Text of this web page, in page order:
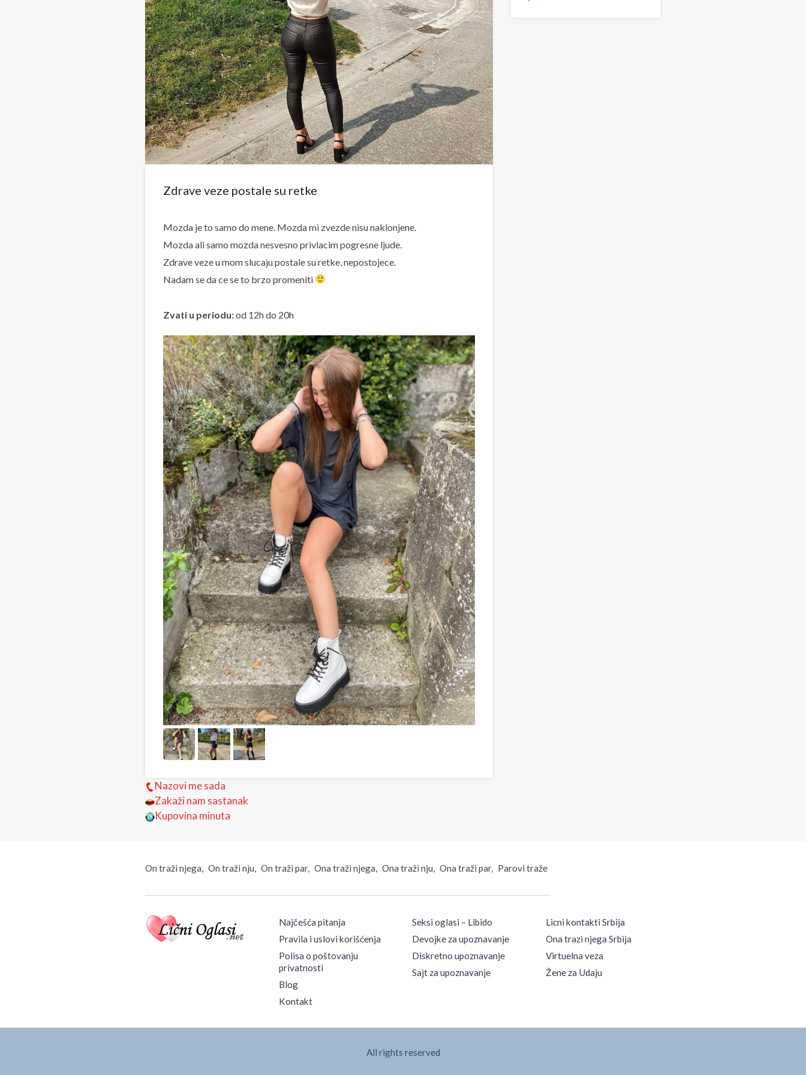
Zdrave veze postale su retke
Mozda je to samo do mene. Mozda mi zvezde nisu naklonjene.
Mozda ali samo mozda nesvesno privlacim pogresne ljude.
Zdrave veze u mom slucaju postale su retke, nepostojece.
Nadam se da ce se to brzo promeniti
Zvati u periodu:od 12h do 20h
Nazovi me sada
Zakaži nam sastanak
Kupovina minuta
On traži njega On traži nju On traži par Ona traži njega Ona traži nju Ona traži par Parovi traže
Najčešća pitanja
Pravila i uslovi korišćenja
Polisa o poštovanju
privatnosti
Blog
Kontakt
Seksi oglasi – Libido
Devojke za upoznavanje
Diskretno upoznavanje
Sajt za upoznavanje
Licni kontakti Srbija
Ona trazi njega Srbija
Virtuelna veza
Žene za Udaju
All rights reserved